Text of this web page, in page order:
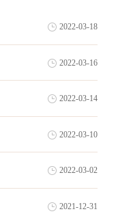
2022-03-18
2022-03-16
2022-03-14
2022-03-10
2022-03-02
2021-12-31